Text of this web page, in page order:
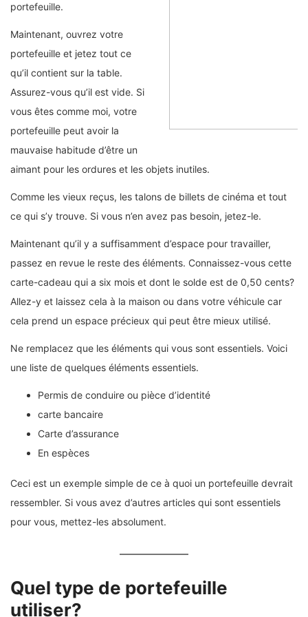
portefeuille.
Maintenant, ouvrez votre
portefeuille et jetez tout ce
qu’il contient sur la table.
Assurez-vous qu’il est vide. Si
vous êtes comme moi, votre
portefeuille peut avoir la
mauvaise habitude d’être un
aimant pour les ordures et les objets inutiles.
Comme les vieux reçus, les talons de billets de cinéma et tout
ce qui s’y trouve. Si vous n’en avez pas besoin, jetez-le.
Maintenant qu’il y a suffisamment d’espace pour travailler,
passez en revue le reste des éléments. Connaissez-vous cette
carte-cadeau qui a six mois et dont le solde est de 0,50 cents?
Allez-y et laissez cela à la maison ou dans votre véhicule car
cela prend un espace précieux qui peut être mieux utilisé.
Ne remplacez que les éléments qui vous sont essentiels. Voici
une liste de quelques éléments essentiels.
Permis de conduire ou pièce d’identité
carte bancaire
Carte d’assurance
En espèces
Ceci est un exemple simple de ce à quoi un portefeuille devrait
ressembler. Si vous avez d’autres articles qui sont essentiels
pour vous, mettez-les absolument.
Quel type de portefeuille
utiliser?